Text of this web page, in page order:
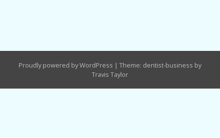
Proudly powered by WordPress | Theme: dentist-business by
Travis Taylor